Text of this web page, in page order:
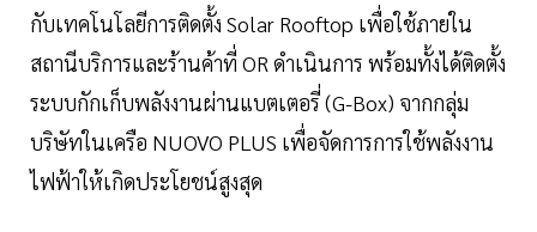
กับเทคโนโลยีการติดตั้ง Solar Rooftop เพื่อใช้ภายใน
สถานีบริการและร้านค้าที่ OR ดำเนินการ พร้อมทั้งได้ติดตั้ง
ระบบกักเก็บพลังงานผ่านแบตเตอรี่ (G-Box) จากกลุ่ม
บริษัทในเครือ NUOVO PLUS เพื่อจัดการการใช้พลังงาน
ไฟฟ้าให้เกิดประโยชน์สูงสุด